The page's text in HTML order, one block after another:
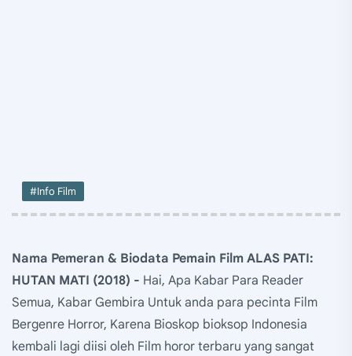
#Info Film
Nama Pemeran & Biodata Pemain Film ALAS PATI:
HUTAN MATI (2018) - Hai, Apa Kabar Para Reader
Semua, Kabar Gembira Untuk anda para pecinta Film
Bergenre Horror, Karena Bioskop bioksop Indonesia
kembali lagi diisi oleh Film horor terbaru yang sangat